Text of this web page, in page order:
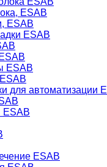
ESAB
ESAB
ESAB
ESAB
для автоматизации
ESAB
ESAB